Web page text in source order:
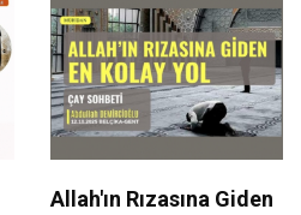
Allah'ın Rızasına Giden